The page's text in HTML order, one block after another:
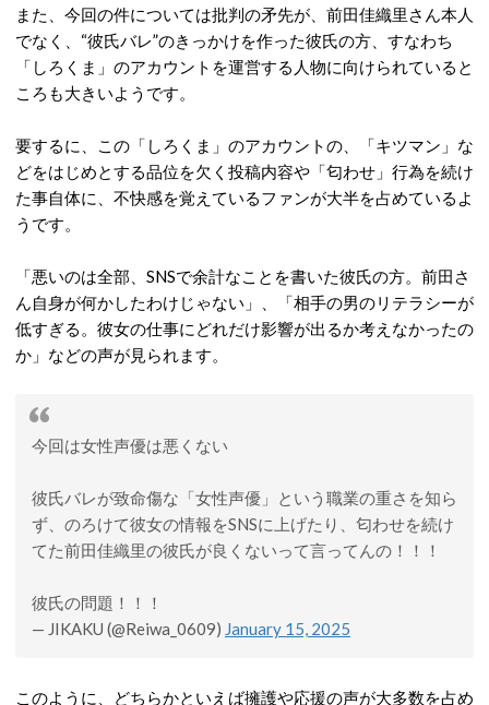
また、今回の件については批判の矛先が、前田佳織里さん本人
でなく、“彼氏バレ”のきっかけを作った彼氏の方、すなわち
「しろくま」のアカウントを運営する人物に向けられていると
ころも大きいようです。
要するに、この「しろくま」のアカウントの 、「キツマン」な
どをはじめとする品位を欠く投稿内容や「匂わせ」行為を続け
た事自体に、不快感を覚えているファンが大半を占めているよ
うです。
「悪いのは全部、SNSで余計なことを書いた彼氏の方。前田さ
ん自身が何かしたわけじゃない」、「相手の男のリテラシーが
低すぎる。彼女の仕事にどれだけ影響が出るか考えなかったの
か」などの声が見られます。
今回は女性声優は悪くない
彼氏バレが致命傷な「女性声優」という職業の重さを知ら
ず、のろけて彼女の情報をSNSに上げたり、匂わせを続け
てた前田佳織里の彼氏が良くないって言ってんの！！！
彼氏の問題！！！
— JIKAKU (@Reiwa_0609) January 15, 2025
このように、どちらかといえば擁護や応援の声が大多数を占め